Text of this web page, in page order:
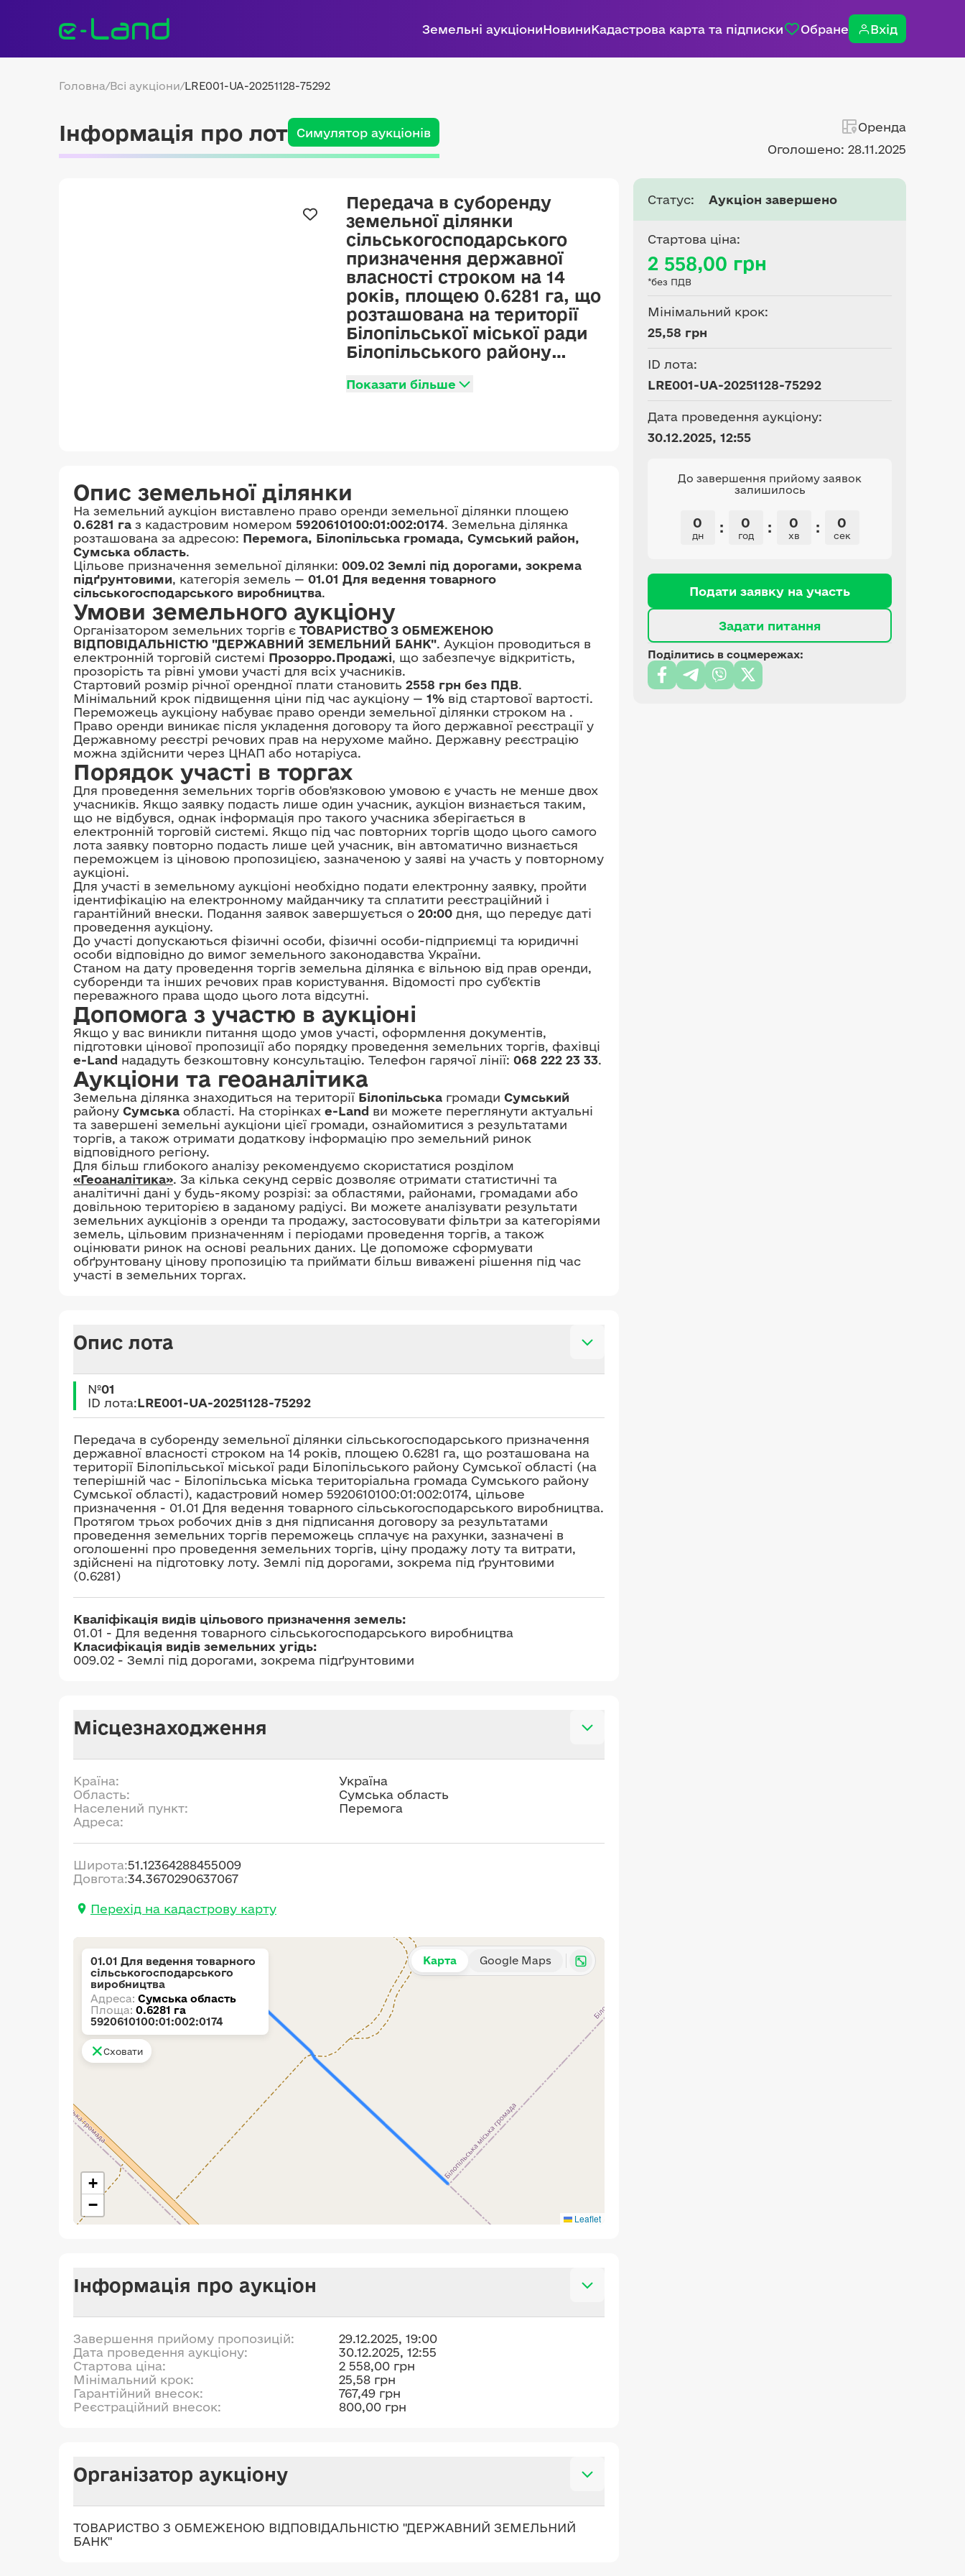
Земельні аукціониНовиниКадастрова карта та підписки Обране Вхід
Головна/Всі аукціони/LRE001-UA-20251128-75292
Інформація про лот Симулятор аукціонів
Оренда
Оголошено: 28.11.2025
Передача в суборенду
земельної ділянки
сільськогосподарського
призначення державної
власності строком на 14
років, площею 0.6281 га, що
розташована на території
Білопільської міської ради
Білопільського району
теперішній час -
5920610100:01:002:0174,
цільове призначення - 01.01
Для ведення товарного
сільськогосподарського
виробництва.
Показати більше
Опис земельної ділянки
На земельний аукціон виставлено право оренди земельної ділянки площею
0.6281 га з кадастровим номером 5920610100:01:002:0174. Земельна ділянка
розташована за адресою: Перемога, Білопільська громада, Сумський район,
Сумська область.
Цільове призначення земельної ділянки: 009.02 Землі під дорогами, зокрема
підґрунтовими, категорія земель — 01.01 Для ведення товарного
сільськогосподарського виробництва.
Умови земельного аукціону
Організатором земельних торгів є ТОВАРИСТВО З ОБМЕЖЕНОЮ
ВІДПОВІДАЛЬНІСТЮ "ДЕРЖАВНИЙ ЗЕМЕЛЬНИЙ БАНК". Аукціон проводиться в
електронній торговій системі Прозорро.Продажі, що забезпечує відкритість,
прозорість та рівні умови участі для всіх учасників.
Стартовий розмір річної орендної плати становить 2558 грн без ПДВ.
Мінімальний крок підвищення ціни під час аукціону — 1% від стартової вартості.
Переможець аукціону набуває право оренди земельної ділянки строком на .
Право оренди виникає після укладення договору та його державної реєстрації у
Державному реєстрі речових прав на нерухоме майно. Державну реєстрацію
можна здійснити через ЦНАП або нотаріуса.
Порядок участі в торгах
Для проведення земельних торгів обов'язковою умовою є участь не менше двох
учасників. Якщо заявку подасть лише один учасник, аукціон визнається таким,
що не відбувся, однак інформація про такого учасника зберігається в
електронній торговій системі. Якщо під час повторних торгів щодо цього самого
лота заявку повторно подасть лише цей учасник, він автоматично визнається
переможцем із ціновою пропозицією, зазначеною у заяві на участь у повторному
аукціоні.
Для участі в земельному аукціоні необхідно подати електронну заявку, пройти
ідентифікацію на електронному майданчику та сплатити реєстраційний і
гарантійний внески. Подання заявок завершується о 20:00 дня, що передує даті
проведення аукціону.
До участі допускаються фізичні особи, фізичні особи-підприємці та юридичні
особи відповідно до вимог земельного законодавства України.
Станом на дату проведення торгів земельна ділянка є вільною від прав оренди,
суборенди та інших речових прав користування. Відомості про суб'єктів
переважного права щодо цього лота відсутні.
Допомога з участю в аукціоні
Якщо у вас виникли питання щодо умов участі, оформлення документів,
підготовки цінової пропозиції або порядку проведення земельних торгів, фахівці
e-Land нададуть безкоштовну консультацію. Телефон гарячої лінії: 068 222 23 33.
Аукціони та геоаналітика
Земельна ділянка знаходиться на території Білопільська громади Сумський
району Сумська області. На сторінках e-Land ви можете переглянути актуальні
та завершені земельні аукціони цієї громади, ознайомитися з результатами
торгів, а також отримати додаткову інформацію про земельний ринок
відповідного регіону.
Для більш глибокого аналізу рекомендуємо скористатися розділом
«Геоаналітика». За кілька секунд сервіс дозволяє отримати статистичні та
аналітичні дані у будь-якому розрізі: за областями, районами, громадами або
довільною територією в заданому радіусі. Ви можете аналізувати результати
земельних аукціонів з оренди та продажу, застосовувати фільтри за категоріями
земель, цільовим призначенням і періодами проведення торгів, а також
оцінювати ринок на основі реальних даних. Це допоможе сформувати
обґрунтовану цінову пропозицію та приймати більш виважені рішення під час
участі в земельних торгах.
Опис лота
№01
ID лота:LRE001-UA-20251128-75292
Передача в суборенду земельної ділянки сільськогосподарського призначення
державної власності строком на 14 років, площею 0.6281 га, що розташована на
території Білопільської міської ради Білопільського району Сумської області (на
теперішній час - Білопільська міська територіальна громада Сумського району
Сумської області), кадастровий номер 5920610100:01:002:0174, цільове
призначення - 01.01 Для ведення товарного сільськогосподарського виробництва.
Протягом трьох робочих днів з дня підписання договору за результатами
проведення земельних торгів переможець сплачує на рахунки, зазначені в
оголошенні про проведення земельних торгів, ціну продажу лоту та витрати,
здійснені на підготовку лоту. Землі під дорогами, зокрема під ґрунтовими
(0.6281)
Кваліфікація видів цільового призначення земель:
01.01 - Для ведення товарного сільськогосподарського виробництва
Класифікація видів земельних угідь:
009.02 - Землі під дорогами, зокрема підґрунтовими
Місцезнаходження
Країна:
Україна
Область:
Сумська область
Населений пункт:
Перемога
Адреса:
Широта:51.12364288455009
Довгота:34.3670290637067
Перехід на кадастрову карту
Карта Google Maps
+
−
Leaflet
01.01 Для ведення товарного
сільськогосподарського
виробництва
Адреса: Сумська область
Площа: 0.6281 га
5920610100:01:002:0174
Сховати
Інформація про аукціон
Завершення прийому пропозицій:
29.12.2025, 19:00
Дата проведення аукціону:
30.12.2025, 12:55
Стартова ціна:
2 558,00 грн
Мінімальний крок:
25,58 грн
Гарантійний внесок:
767,49 грн
Реєстраційний внесок:
800,00 грн
Організатор аукціону
ТОВАРИСТВО З ОБМЕЖЕНОЮ ВІДПОВІДАЛЬНІСТЮ "ДЕРЖАВНИЙ ЗЕМЕЛЬНИЙ
БАНК"
Статус: Аукціон завершено
Стартова ціна:
2 558,00 грн
*без ПДВ
Мінімальний крок:
25,58 грн
ID лота:
LRE001-UA-20251128-75292
Дата проведення аукціону:
30.12.2025, 12:55
До завершення прийому заявок
залишилось
0
дн : 0
год : 0
хв : 0
сек
Подати заявку на участь
Задати питання
Поділитись в соцмережах: